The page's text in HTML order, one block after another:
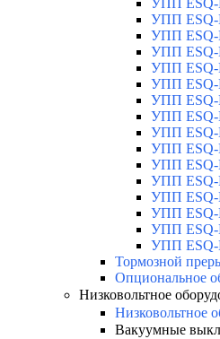
УПП ESQ-
УПП ESQ-
УПП ESQ-
УПП ESQ-
УПП ESQ-
УПП ESQ-
УПП ESQ-
УПП ESQ-
УПП ESQ-
УПП ESQ-
УПП ESQ-
УПП ESQ-
УПП ESQ-
УПП ESQ-
УПП ESQ-
УПП ESQ-
Тормозной
Опциональное
Низковольтное
Низковольтное
Вакуумные